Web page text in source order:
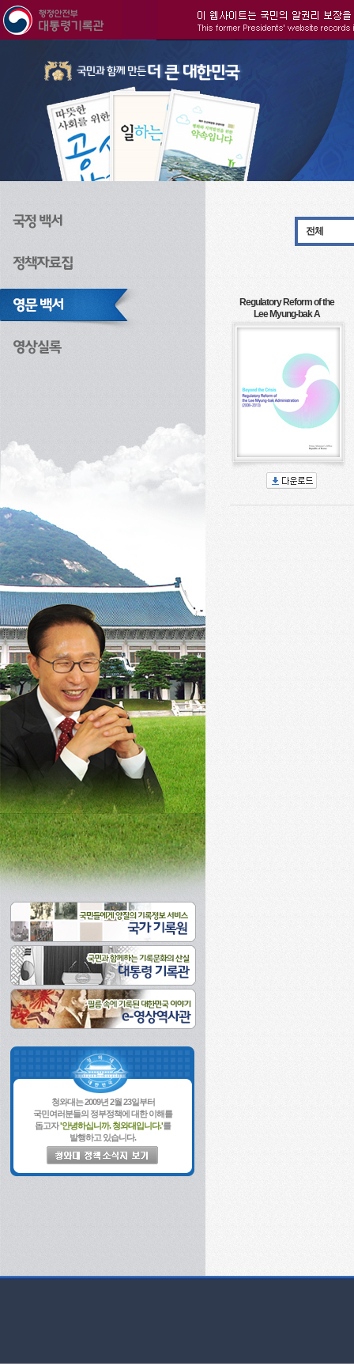
청와대는 2009년 2월 23일부터
국민여러분들의 정부정책에 대한 이해를
돕고자'안녕하십니까. 청와대입니다.'를
발행하고 있습니다.
전체
Regulatory Reform of the
Lee Myung-bak A